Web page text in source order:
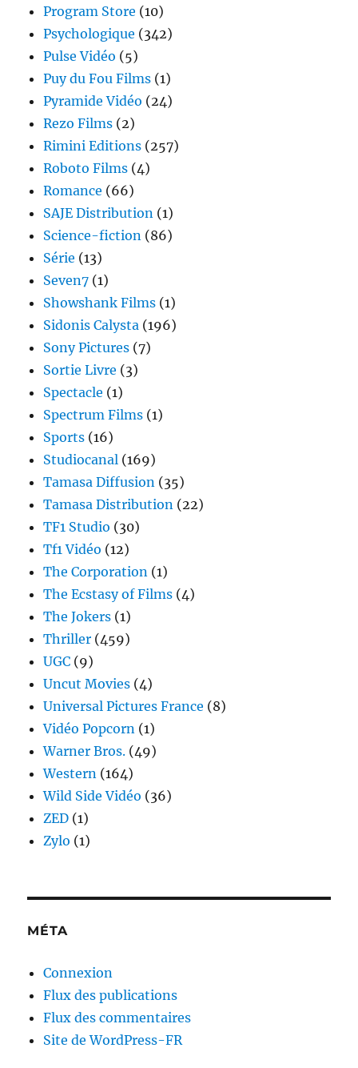
Program Store (10)
Psychologique (342)
Pulse Vidéo (5)
Puy du Fou Films (1)
Pyramide Vidéo (24)
Rezo Films (2)
Rimini Editions (257)
Roboto Films (4)
Romance (66)
SAJE Distribution (1)
Science-fiction (86)
Série (13)
Seven7 (1)
Showshank Films (1)
Sidonis Calysta (196)
Sony Pictures (7)
Sortie Livre (3)
Spectacle (1)
Spectrum Films (1)
Sports (16)
Studiocanal (169)
Tamasa Diffusion (35)
Tamasa Distribution (22)
TF1 Studio (30)
Tf1 Vidéo (12)
The Corporation (1)
The Ecstasy of Films (4)
The Jokers (1)
Thriller (459)
UGC (9)
Uncut Movies (4)
Universal Pictures France (8)
Vidéo Popcorn (1)
Warner Bros. (49)
Western (164)
Wild Side Vidéo (36)
ZED (1)
Zylo (1)
MÉTA
Connexion
Flux des publications
Flux des commentaires
Site de WordPress-FR